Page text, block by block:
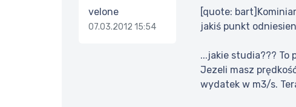
velone
07.03.2012 15:54
[quote:
jakiś punkt
...jakie studia??? To
Jezeli masz
wydatek w m3/s.